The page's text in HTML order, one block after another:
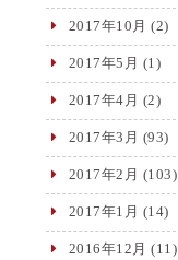
2017年10月 (2)
2017年5月 (1)
2017年4月 (2)
2017年3月 (93)
2017年2月 (103)
2017年1月 (14)
2016年12月 (11)